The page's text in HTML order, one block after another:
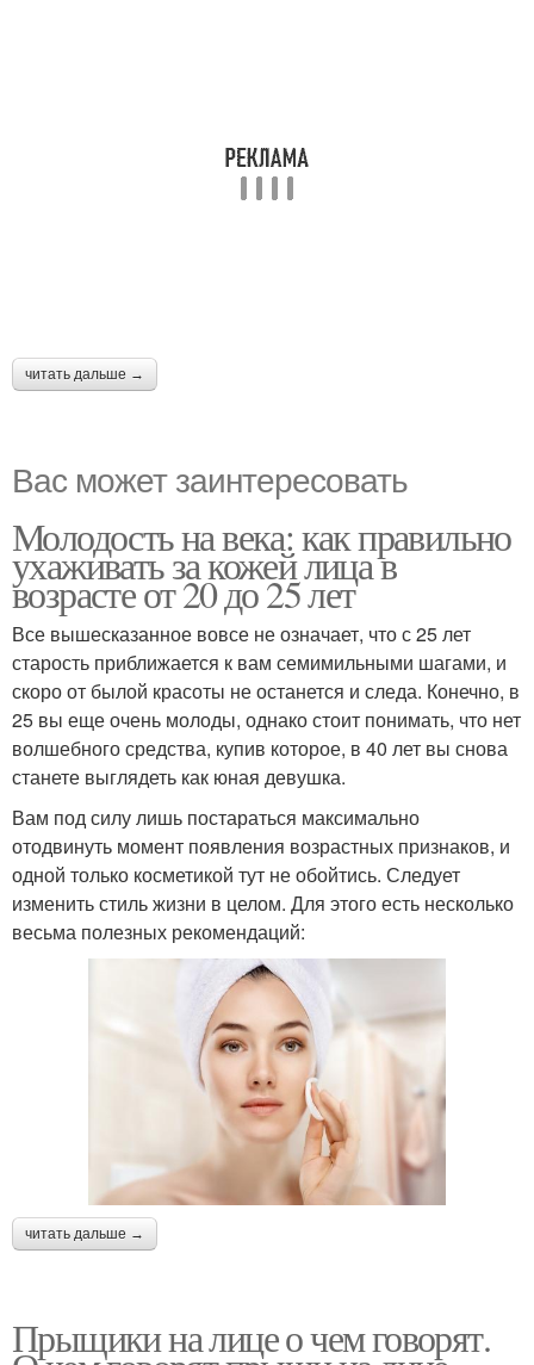
читать дальше →
Вас может заинтересовать
Молодость на века: как правильно
ухаживать за кожей лица в
возрасте от 20 до 25 лет
Все вышесказанное вовсе не означает, что с 25 лет
старость приближается к вам семимильными шагами, и
скоро от былой красоты не останется и следа. Конечно, в
25 вы еще очень молоды, однако стоит понимать, что нет
волшебного средства, купив которое, в 40 лет вы снова
станете выглядеть как юная девушка.
Вам под силу лишь постараться максимально
отодвинуть момент появления возрастных признаков, и
одной только косметикой тут не обойтись. Следует
изменить стиль жизни в целом. Для этого есть несколько
весьма полезных рекомендаций:
читать дальше →
Прыщики на лице о чем говорят.